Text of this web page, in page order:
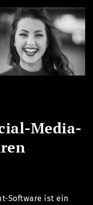
Media-
Software ist ein